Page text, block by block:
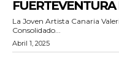
FUERTEVENTURA
La Joven Artista Canaria
Consolidado...
Abril 1, 2025